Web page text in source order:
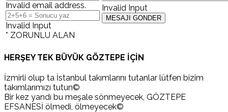
Invalid email address.
Invalid Input
* ZORUNLU ALAN
Invalid Input
HERŞEY TEK BÜYÜK GÖZTEPE İÇİN
İzmirli olup ta İstanbul takımlarını tutanlar lütfen bizim
takımlarımızı tutun©
Bir kez yandı bu meşale sönmeyecek, GÖZTEPE
EFSANESİ ölmedi, ölmeyecek©